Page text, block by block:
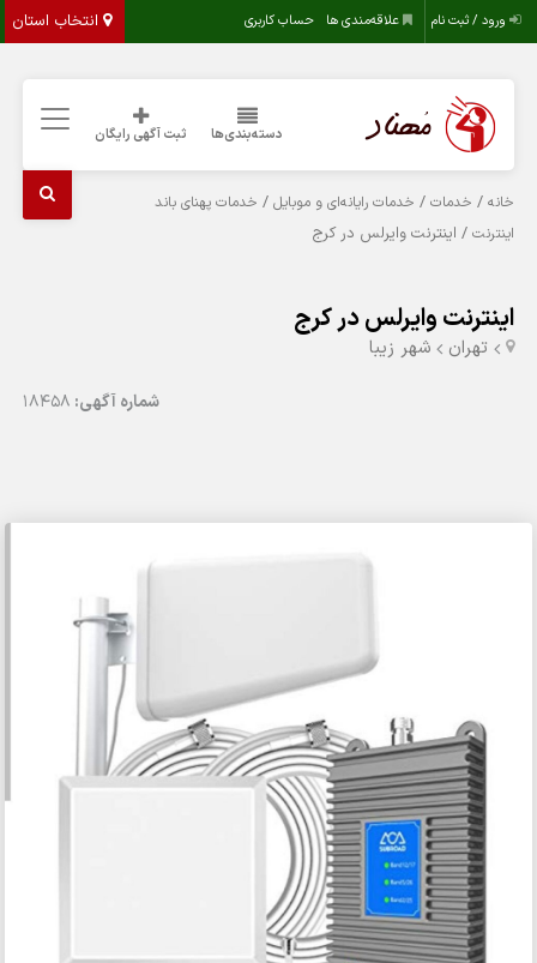
انتخاب استان ورود / ثبت نام علاقه‌مندی ها حساب کاربری
دسته‌بندی‌ها ثبت آگهی رایگان
خانه / خدمات / خدمات رایانه‌ای و موبایل / خدمات پهنای باند
اینترنت / اینترنت وایرلس در کرج
اینترنت وایرلس در کرج
تهران شهر زیبا
شماره آگهی: 18458